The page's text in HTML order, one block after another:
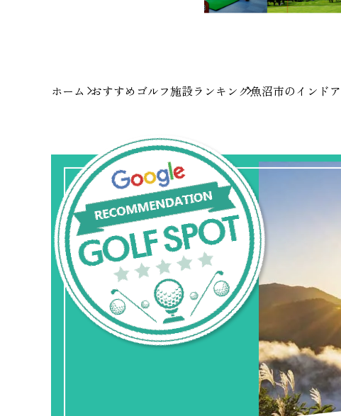
ホーム おすすめゴルフ施設ランキング魚沼市のインド